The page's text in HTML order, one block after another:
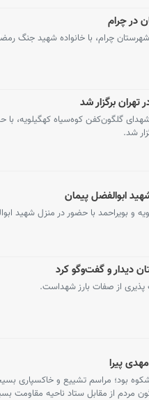
در چرام
چرام، با خانواده شهید جنگ
برگزار شد
گلگون‌کفن کوه‌سیاه کهگیلویه، با
شد.
ابوالفضل پیمان
و بویراحمد با حضور در منزل شهید
از صفات بارز شهداست.
پیرا
بود؛ مراسم تشییع و خاکسپاری
مردم از مقابل ستاد ناحیه مقاومت